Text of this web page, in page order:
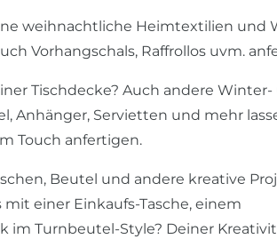
weihnachtliche Heimtextilien und
Vorhangschals, Raffrollos uvm.
Tischdecke? Auch andere Winter-
Anhänger, Servietten und mehr
Touch anfertigen.
Beutel und andere kreative
einer Einkaufs-Tasche, einem
im Turnbeutel-Style? Deiner